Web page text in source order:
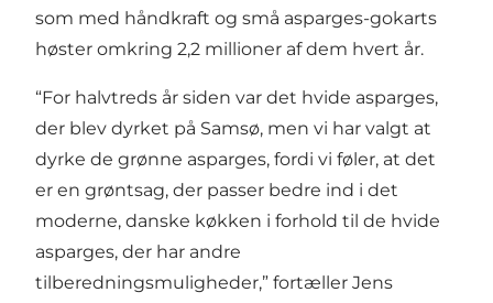
som med håndkraft og små asparges-gokarts
høster omkring 2,2 millioner af dem hvert år.
“For halvtreds år siden var det hvide asparges,
der blev dyrket på Samsø, men vi har valgt at
dyrke de grønne asparges, fordi vi føler, at det
er en grøntsag, der passer bedre ind i det
moderne, danske køkken i forhold til de hvide
asparges, der har andre
tilberedningsmuligheder,” fortæller Jens